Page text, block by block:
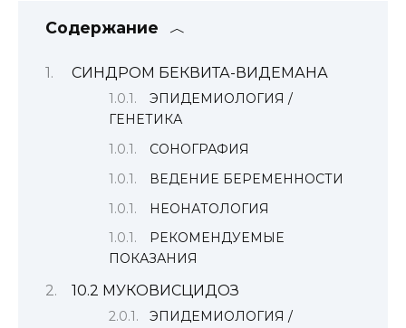
Содержание
СИНДРОМ БЕКВИТА-ВИДЕМАНА
ЭПИДЕМИОЛОГИЯ /
ГЕНЕТИКА
СОНОГРАФИЯ
ВЕДЕНИЕ БЕРЕМЕННОСТИ
НЕОНАТОЛОГИЯ
РЕКОМЕНДУЕМЫЕ
ПОКАЗАНИЯ
10.2 МУКОВИСЦИДОЗ
ЭПИДЕМИОЛОГИЯ /